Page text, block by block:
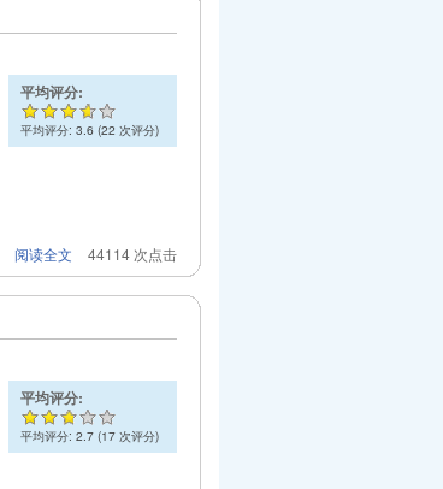
平均评分:
平均评分:3.6 (22 次评分)
阅读全文 44114 次点击
平均评分:
平均评分:2.7 (17 次评分)